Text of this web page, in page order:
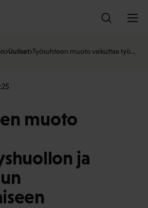
Uutiset Työsuhteen muoto vaikuttaa työ…
muoto
ja